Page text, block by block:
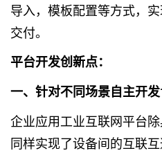
导入，模板配置等方式，
交付。
平台开发创新点：
一、针对不同场景自主开
企业应用工业互联网平台除
同样实现了设备间的互联